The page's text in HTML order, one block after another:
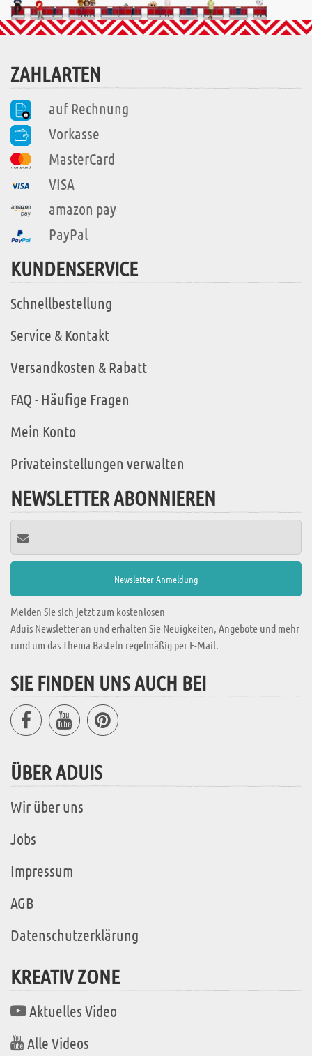
ZAHLARTEN
auf Rechnung
Vorkasse
MasterCard
VISA
amazon pay
PayPal
KUNDENSERVICE
Schnellbestellung
Service & Kontakt
Versandkosten & Rabatt
FAQ - Häufige Fragen
Mein Konto
Privateinstellungen verwalten
NEWSLETTER ABONNIEREN
Melden Sie sich jetzt zum kostenlosen
Aduis Newsletter an und erhalten Sie Neuigkeiten, Angebote und mehr
rund um das Thema Basteln regelmäßig per E-Mail.
SIE FINDEN UNS AUCH BEI
ÜBER ADUIS
Wir über uns
Jobs
Impressum
AGB
Datenschutzerklärung
KREATIV ZONE
Aktuelles Video
Alle Videos